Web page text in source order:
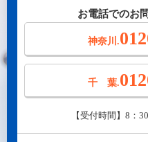
お電話でのお
神奈川.
千 葉.
【受付時間】8：